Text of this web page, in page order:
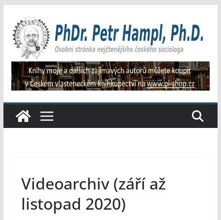
obsah
Videoarchiv (září až
listopad 2020)